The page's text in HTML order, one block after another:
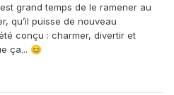
grand temps de le ramener au
qu’il puisse de nouveau
conçu : charmer, divertir et
ça... 😊